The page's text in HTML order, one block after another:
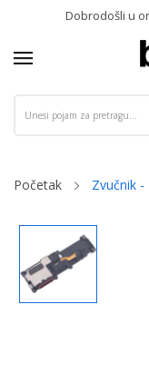
Dobrodošli u
Početak Zvučnik -